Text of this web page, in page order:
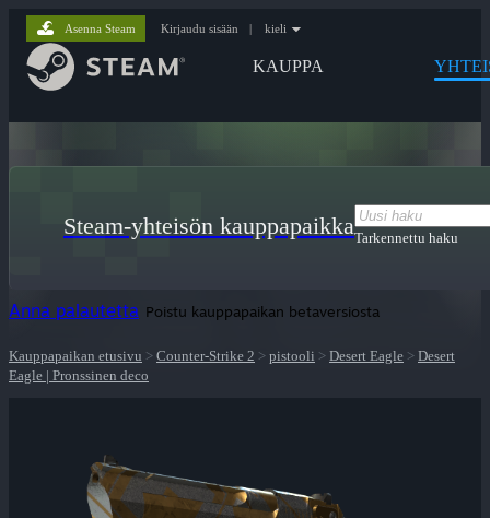
KAUPPA
Asenna Steam Kirjaudu sisään | kieli
Steam-yhteisön kauppapaikkaTarkennettu haku
Anna palautetta Poistu kauppapaikan betaversiosta
Kauppapaikan etusivu > Counter-Strike 2 > pistooli > Desert Eagle > Desert
Eagle | Pronssinen deco